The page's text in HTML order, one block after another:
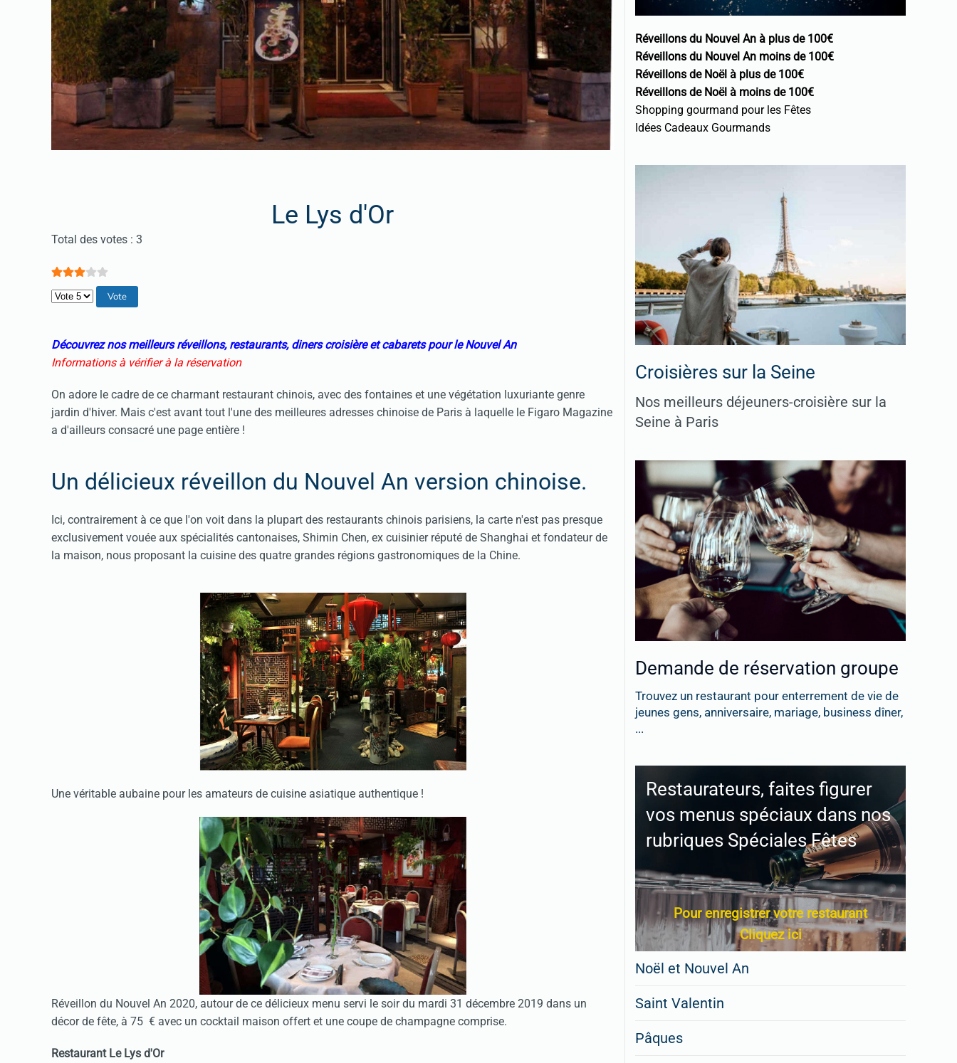
Le Lys d'Or
Vote utilisateur:3/
Total des votes : 3
Veuillez voter
Découvrez nos meilleurs réveillons, restaurants, diners croisière et cabarets pour le Nouvel An
Informations à vérifier à la réservation
On adore le cadre de ce charmant restaurant chinois, avec des fontaines et une végétation luxuriante genre
jardin d'hiver. Mais c'est avant tout l'une des meilleures adresses chinoise de Paris à laquelle le Figaro Magazine
a d'ailleurs consacré une page entière !
Un délicieux réveillon du Nouvel An version chinoise.
Ici, contrairement à ce que l'on voit dans la plupart des restaurants chinois parisiens, la carte n'est pas presque
exclusivement vouée aux spécialités cantonaises, Shimin Chen, ex cuisinier réputé de Shanghai et fondateur de
la maison, nous proposant la cuisine des quatre grandes régions gastronomiques de la Chine.
Une véritable aubaine pour les amateurs de cuisine asiatique authentique !
Réveillon du Nouvel An 2020, autour de ce délicieux menu servi le soir du mardi 31 décembre 2019 dans un
décor de fête, à 75 € avec un cocktail maison offert et une coupe de champagne comprise.
Restaurant Le Lys d'Or
Réveillons du Nouvel An à plus de 100€
Réveillons du Nouvel An moins de 100€
Réveillons de Noël à plus de 100€
Réveillons de Noël à moins de 100€
Shopping gourmand pour les Fêtes
Idées Cadeaux Gourmands
Croisières sur la Seine
Nos meilleurs déjeuners-croisière sur la
Seine à Paris
Demande de réservation groupe
Trouvez un restaurant pour enterrement de vie de
jeunes gens, anniversaire, mariage, business dîner,
...
Restaurateurs, faites figurer
vos menus spéciaux dans nos
rubriques Spéciales Fêtes
Pour enregistrer votre restaurant
Cliquez ici
Noël et Nouvel An
Saint Valentin
Pâques